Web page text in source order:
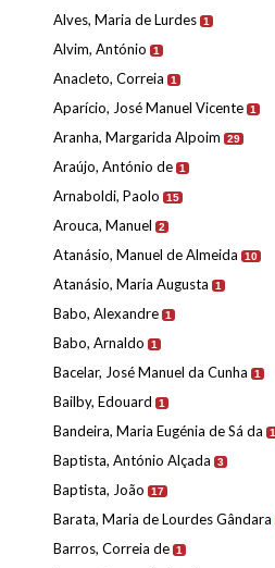
Alves, Maria de Lurdes 1
Alvim, António 1
Anacleto, Correia 1
Aparício, José Manuel Vicente 1
Aranha, Margarida Alpoim 29
Araújo, António de 1
Arnaboldi, Paolo 15
Arouca, Manuel 2
Atanásio, Manuel de Almeida 10
Atanásio, Maria Augusta 1
Babo, Alexandre 1
Babo, Arnaldo 1
Bacelar, José Manuel da Cunha 1
Bailby, Edouard 1
Bandeira, Maria Eugénia de Sá da 1
Baptista, António Alçada 3
Baptista, João 17
Barata, Maria de Lourdes Gândara
Barros, Correia de 1